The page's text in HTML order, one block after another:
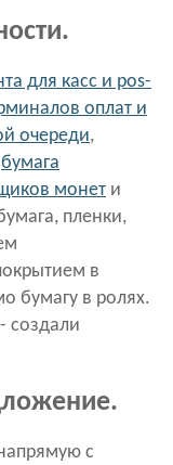
для касс и pos-
оплат и
очереди,
бумага
монет и
пленки,
в
бумагу в ролях.
создали
с